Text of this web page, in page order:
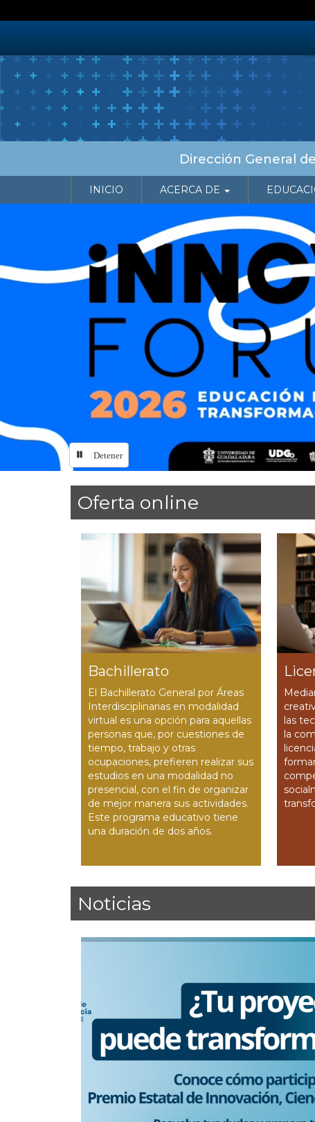
al
Dirección General
NAVEGACIÓN PRINCIPAL
INICIO ACERCA DE
Detener
Inicio
Oferta online
Bachillerato
El Bachillerato General por Áreas
Interdisciplinarias en modalidad
virtual es una opción para aquellas
personas que, por cuestiones de
tiempo, trabajo y otras
ocupaciones, prefi­eren realizar sus
estudios en una modalidad no
presencial, con el ­fin de organizar
de mejor manera sus actividades.
Este programa educativo tiene
una duración de dos años.
las
la
Noticias